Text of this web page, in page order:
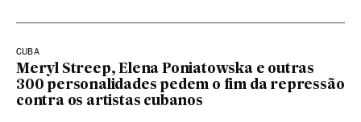
CUBA
Meryl Streep, Elena Poniatowska e outras
300 personalidades pedem o fim da repressão
contra os artistas cubanos